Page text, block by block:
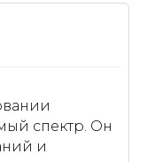
спектр. Он
и